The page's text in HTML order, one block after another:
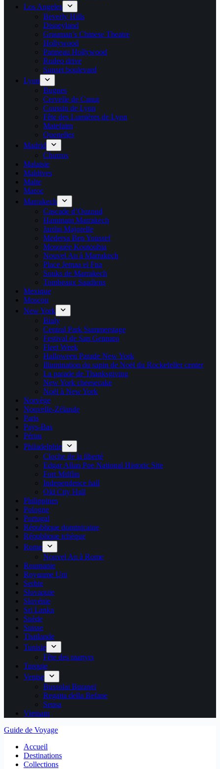
Los Angeles
Beverly Hills
Disneyland
Grauman’s Chinese Theatre
Hollywood
Panneau Hollywood
Rodeo drive
Sunset boulevard
Lyon
Bugnes
Cervelle de Canut
Coussin de Lyon
Fête des Lumières de Lyon
Matefaim
Quenelles
Madrid
Churros
Malaisie
Maldives
Malte
Maroc
Marrakech
Cascade d’Ouzoud
Hammam Marrakech
Jardin Majorelle
Medersa Ben Youssef
Mosquée Koutoubia
Nouvel An à Marrakech
Place Jemaa el Fna
Souks de Marrakech
Tombeaux Saadiens
Mexique
Moscou
New York
Bialy
Central Park Summerstage
Festival de San Gennaro
Fleet Week
Halloween Parade New York
Illumination du sapin de Noël du Rockefeller center
La parade de Thanksgiving
New York cheesecake
Noël à New York
Norvège
Nouvelle-Zélande
Paris
Pays-Bas
Pérou
Philadelphie
Cloche de la liberté
Edgar Allan Poe National Historic Site
Fort Mifflin
Independence hall
Old City Hall
Philippines
Pologne
Portugal
République dominicaine
République tchèque
Rome
Nouvel An à Rome
Roumanie
Royaume Uni
Serbie
Slovaquie
Slovénie
Sri Lanka
Suède
Suisse
Thaïlande
Tunisie
Fête des martyrs
Turquie
Venise
Bussolai Buranei
Regatta della Befane
Sensa
Vietnam
Guide de Voyage
Accueil
Destinations
Collections